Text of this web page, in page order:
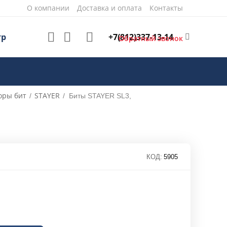
О компании Доставка и оплата Контакты
+7(812)337-13-14
Обратный звонок
бит / STAYER / Биты STAYER SL3,
КОД: 5905